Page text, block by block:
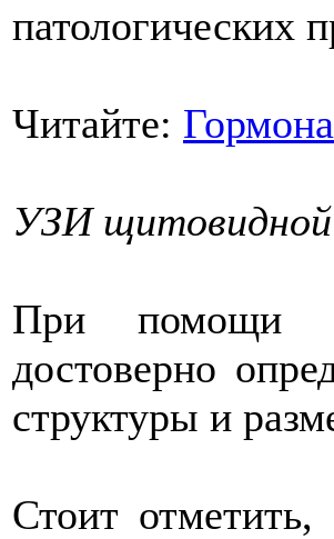
патологических
Читайте:
УЗИ
При помощи
достоверно
структуры и
Стоит отметить,